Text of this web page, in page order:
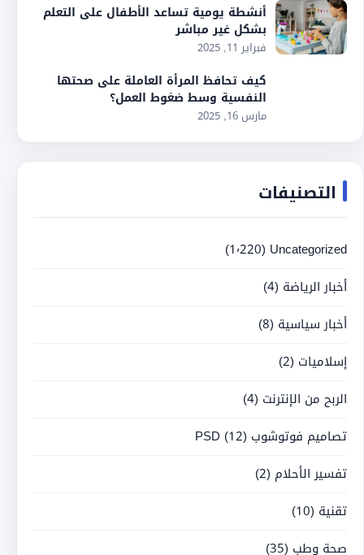
أنشطة يومية تساعد الأطفال على التعلم
بشكل غير مباشر
فبراير 11, 2025
كيف تحافظ المرأة العاملة على صحتها
النفسية وسط ضغوط العمل؟
مارس 16, 2025
التصنيفات
Uncategorized (1٬220)
أخبار الرياضة (4)
أخبار سياسية (8)
إسلاميات (2)
الربح من الإنترنت (4)
تصاميم فوتوشوب PSD (12)
تفسير الأحلام (2)
تقنية (10)
صحة وطب (35)